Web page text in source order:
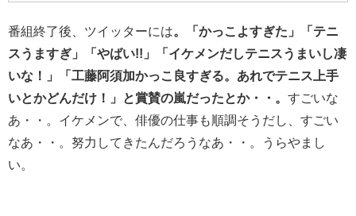
番組終了後、ツイッターには。「かっこよすぎた」「テニ
スうますぎ」「やばい!!」「イケメンだしテニスうまいし凄
いな！」「工藤阿須加かっこ良すぎる。あれでテニス上手
いとかどんだけ！」と賞賛の嵐だったとか・・。 すごいな
あ・・。イケメンで、俳優の仕事も順調そうだし、すごい
なあ・・。努力してきたんだろうなあ・・。うらやまし
い。